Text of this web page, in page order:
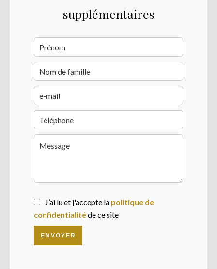
supplémentaires
J’ai lu et j'accepte la politique de
confidentialitéde ce site
ENVOYER